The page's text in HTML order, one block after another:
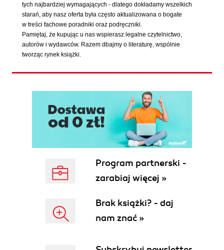
tych najbardziej wymagających - dlatego dokładamy wszelkich
starań, aby nasz oferta była często aktualizowana o bogate
w treści fachowe poradniki oraz podręczniki.
Pamiętaj, że kupując u nas wspierasz legalne czytelnictwo,
autorów i wydawców. Razem dbajmy o literaturę, wspólnie
tworząc rynek książki.
Program partnerski -
zarabiaj więcej »
Brak książki? - daj
nam znać »